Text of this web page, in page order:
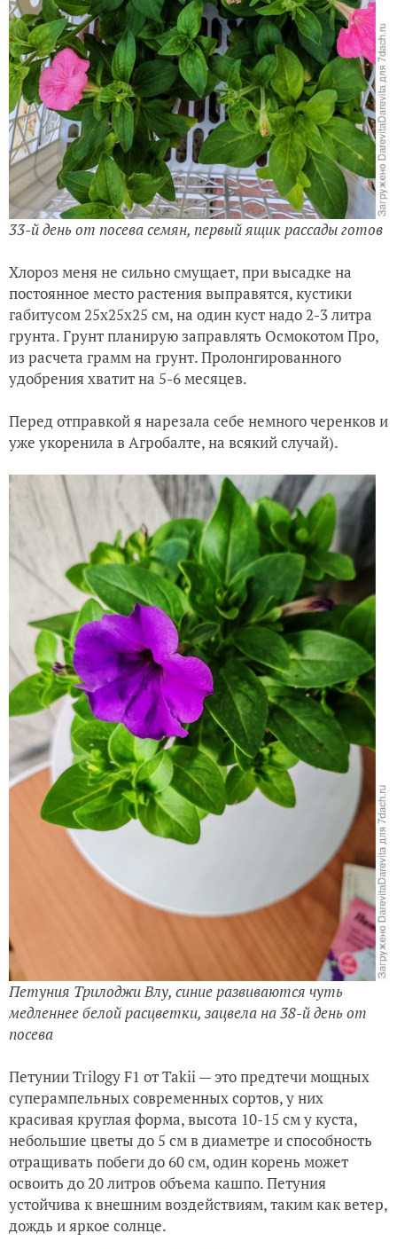
33-й день от посева семян, первый ящик рассады готов
Хлороз меня не сильно смущает, при высадке на
постоянное место растения выправятся, кустики
габитусом 25х25х25 см, на один куст надо 2-3 литра
грунта. Грунт планирую заправлять Осмокотом Про,
из расчета грамм на грунт. Пролонгированного
удобрения хватит на 5-6 месяцев.
Перед отправкой я нарезала себе немного черенков и
уже укоренила в Агробалте, на всякий случай).
Петуния Tрилоджи Bлу, синие развиваются чуть
медленнее белой расцветки, зацвела на 38-й день от